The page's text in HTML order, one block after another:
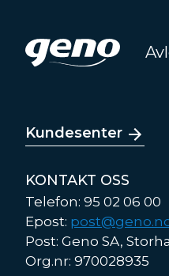
Kundesenter
KONTAKT OSS
Telefon: 95 02 06 00
Epost:
Post: Geno SA,
Org.nr: 970028935